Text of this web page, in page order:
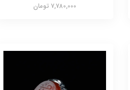
7,780,000 تومان